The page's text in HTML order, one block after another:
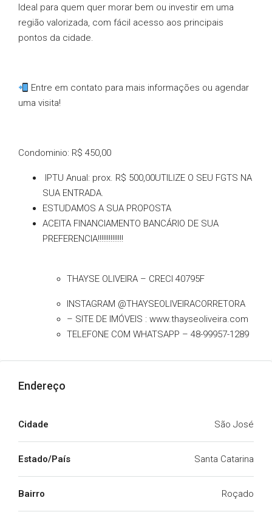
Ideal para quem quer morar bem ou investir em uma
região valorizada, com fácil acesso aos principais
pontos da cidade.
Entre em contato para mais informações ou agendar
uma visita!
Condominio: R$ 450,00
IPTU Anual: prox. R$ 500,00UTILIZE O SEU FGTS NA
SUA ENTRADA.
ESTUDAMOS A SUA PROPOSTA
ACEITA FINANCIAMENTO BANCÁRIO DE SUA
PREFERENCIA!!!!!!!!!!!!!!
THAYSE OLIVEIRA – CRECI 40795F
INSTAGRAM @THAYSEOLIVEIRACORRETORA
– SITE DE IMÓVEIS : www.thayseoliveira.com
TELEFONE COM WHATSAPP – 48-99957-1289
Endereço
Cidade São José
Estado/País Santa Catarina
Bairro Roçado